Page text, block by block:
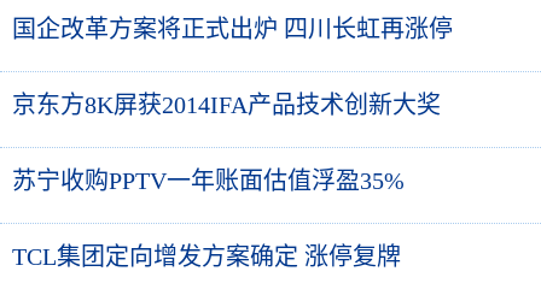
国企改革方案将正式出炉 四川长虹再涨停
京东方8K屏获2014IFA产品技术创新大奖
苏宁收购PPTV一年账面估值浮盈35%
TCL集团定向增发方案确定 涨停复牌